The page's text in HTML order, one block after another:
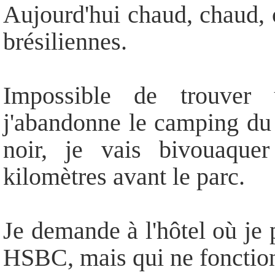
Aujourd'hui chaud, chaud,
brésiliennes.
Impossible de trouver
j'abandonne le camping
noir, je vais
kilomètres avant le parc.
Je demande à l'hôtel où
HSBC, mais qui ne